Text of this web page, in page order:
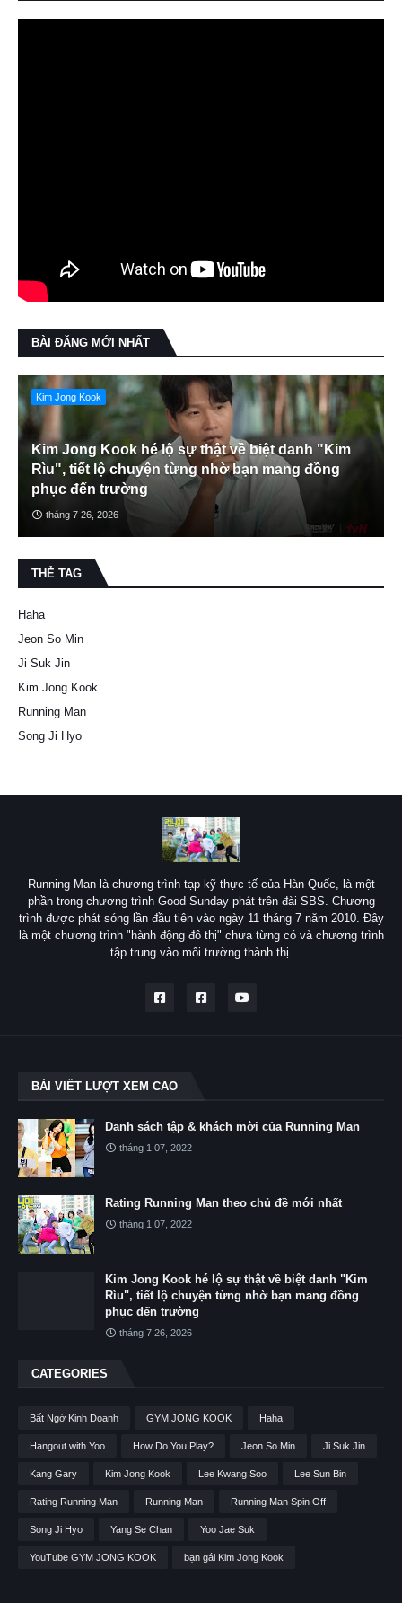
BÀI ĐĂNG MỚI NHẤT
Kim Jong Kook
Kim Jong Kook hé lộ sự thật về biệt danh "Kim
Rìu", tiết lộ chuyện từng nhờ bạn mang đồng
phục đến trường
tháng 7 26, 2026
THẺ TAG
Haha
Jeon So Min
Ji Suk Jin
Kim Jong Kook
Running Man
Song Ji Hyo
Running Man là chương trình tạp kỹ thực tế của Hàn Quốc, là một
phần trong chương trình Good Sunday phát trên đài SBS. Chương
trình được phát sóng lần đầu tiên vào ngày 11 tháng 7 năm 2010. Đây
là một chương trình "hành động đô thị" chưa từng có và chương trình
tập trung vào môi trường thành thị.
BÀI VIẾT LƯỢT XEM CAO
Danh sách tập & khách mời của Running Man
tháng 1 07, 2022
Rating Running Man theo chủ đề mới nhất
tháng 1 07, 2022
Kim Jong Kook hé lộ sự thật về biệt danh "Kim
Rìu", tiết lộ chuyện từng nhờ bạn mang đồng
phục đến trường
tháng 7 26, 2026
CATEGORIES
Bất Ngờ Kinh Doanh GYM JONG KOOK Haha
Hangout with Yoo How Do You Play? Jeon So Min Ji Suk Jin
Kang Gary Kim Jong Kook Lee Kwang Soo Lee Sun Bin
Rating Running Man Running Man Running Man Spin Off
Song Ji Hyo Yang Se Chan Yoo Jae Suk
YouTube GYM JONG KOOK bạn gái Kim Jong Kook